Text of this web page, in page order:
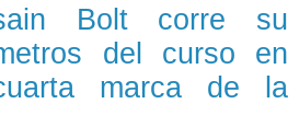
Bolt corre su
del curso en
marca de la